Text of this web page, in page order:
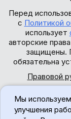
Перед
с Политикой
использует
авторские
защищены.
обязательна
Правовой
Мы
улучшения